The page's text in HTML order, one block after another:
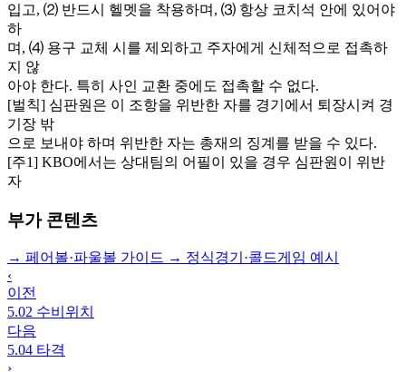
입고, ⑵ 반드시 헬멧을 착용하며, ⑶ 항상 코치석 안에 있어야
하
며, ⑷ 용구 교체 시를 제외하고 주자에게 신체적으로 접촉하
지 않
아야 한다. 특히 사인 교환 중에도 접촉할 수 없다.
[벌칙] 심판원은 이 조항을 위반한 자를 경기에서 퇴장시켜 경
기장 밖
으로 보내야 하며 위반한 자는 총재의 징계를 받을 수 있다.
[주1] KBO에서는 상대팀의 어필이 있을 경우 심판원이 위반
자
부가 콘텐츠
→ 페어볼·파울볼 가이드 → 정식경기·콜드게임 예시
‹
이전
5.02 수비위치
다음
5.04 타격
›